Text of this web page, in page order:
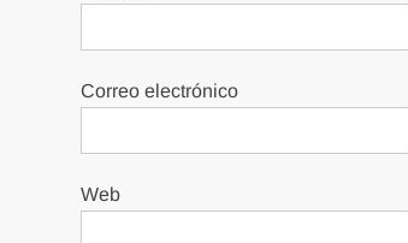
Correo electrónico
Web